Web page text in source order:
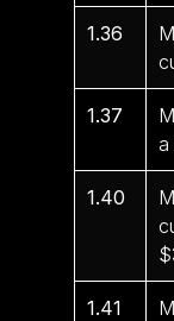
1.36
1.37
1.40
1.41